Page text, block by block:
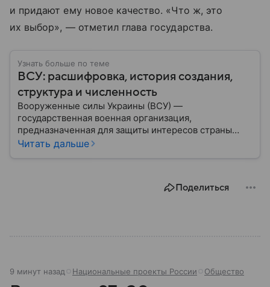
и придают ему новое качество. «Что ж, это
их выбор», — отметил глава государства.
Узнать больше по теме
ВСУ: расшифровка, история создания,
структура и численность
Вооруженные силы Украины (ВСУ) —
государственная военная организация,
предназначенная для защиты интересов страны
военным путем. Была создана после
Читать дальше
Поделиться
9 минут назад Национальные проекты России Общество